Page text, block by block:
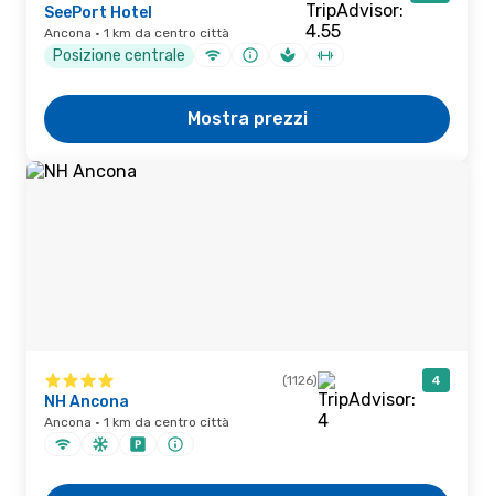
SeePort Hotel
Ancona · 1 km da centro città
Posizione centrale
Mostra prezzi
(1126) 4
NH Ancona
Ancona · 1 km da centro città